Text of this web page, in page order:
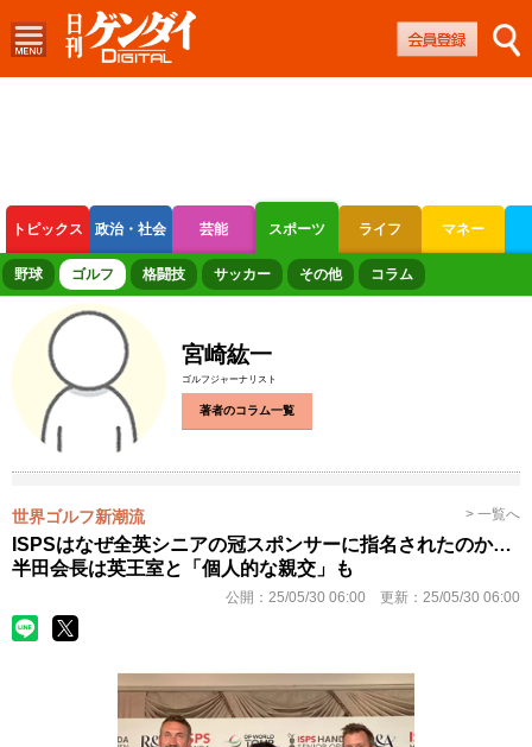
トピックス 政治・社会 芸能 スポーツ ライフ マネー
ボートレース 競輪 オートレース
野球 ゴルフ 格闘技 サッカー その他 コラム
宮崎紘一
ゴルフジャーナリスト
著者のコラム一覧
世界ゴルフ新潮流 > 一覧へ
ISPSはなぜ全英シニアの冠スポンサーに指名されたのか…
半田会長は英王室と「個人的な親交」も
公開： 25/05/30 06:00 更新： 25/05/30 06:00